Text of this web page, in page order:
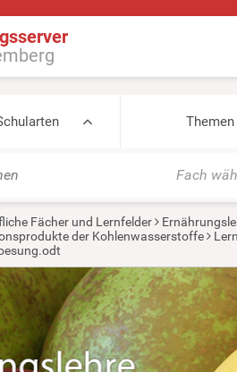
Fach
Fächer und Lernfelder
der Kohlenwasserstoffe